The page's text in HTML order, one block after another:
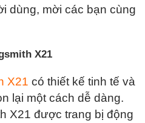
dùng, mời các bạn cùng
X21
X21 có thiết kế tinh tế và
lại một cách dễ dàng.
X21 được trang bị động